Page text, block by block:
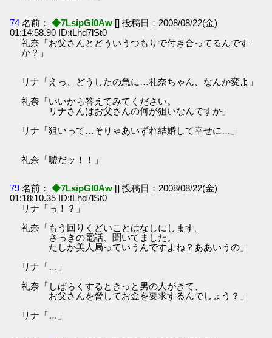
74 名前： ◆7LsipGI0Aw [] 投稿日：2008/08/22(金)
01:14:58.90 ID:tLhd7lSt0
礼奈「お父さんとどういうつもりで付き合ってるんです
か？」
リナ「えっ、どうしたの急に…礼奈ちゃん、なんか変よ」
礼奈「いいから答えてみてください。
リナさんはお父さんの何が狙いなんですか」
リナ「狙いって…そりゃあいずれ結婚して幸せに…」
礼奈「嘘だッ！！」
79 名前： ◆7LsipGI0Aw [] 投稿日：2008/08/22(金)
01:18:10.35 ID:tLhd7lSt0
リナ「っ！？」
礼奈「もう回りくどいことはなしにします。
さっきの電話、聞いてました。
たしか美人局っていうんですよね？ああいうの」
リナ「…」
礼奈「しばらくするときっと男の人がきて、
お父さんを脅してお金を要求するんでしょう？」
リナ「…」